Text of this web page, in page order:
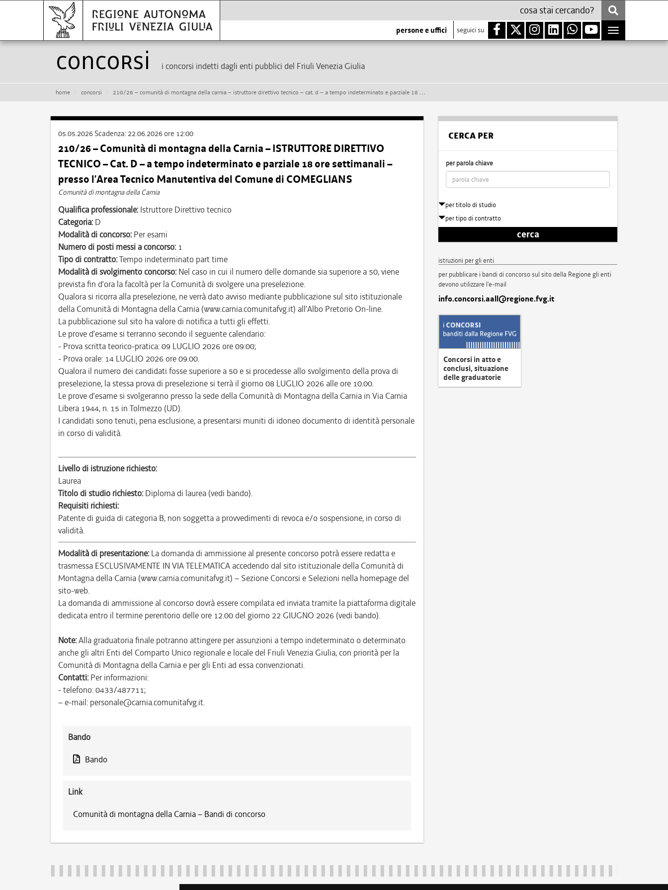
persone e uffici seguici su
Toggle
navigation
Concorsi i concorsi indetti dagli enti pubblici del Friuli Venezia Giulia
home concorsi 210/26 – comunità di montagna della carnia – istruttore direttivo tecnico – cat. d – a tempo indeterminato e parziale 18 ore settimanali – presso l’area tecnico manutentiva del comune di comeglians
05.05.2026 Scadenza: 22.06.2026 ore 12:00
210/26 – Comunità di montagna della Carnia – ISTRUTTORE DIRETTIVO
TECNICO – Cat. D – a tempo indeterminato e parziale 18 ore settimanali –
presso l’Area Tecnico Manutentiva del Comune di COMEGLIANS
Comunità di montagna della Carnia
Qualifica professionale: Istruttore Direttivo tecnico
Categoria: D
Modalità di concorso: Per esami
Numero di posti messi a concorso: 1
Tipo di contratto:Tempo indeterminato part time
Modalità di svolgimento concorso: Nel caso in cui il numero delle domande sia superiore a 50, viene
prevista fin d’ora la facoltà per la Comunità di svolgere una preselezione.
Qualora si ricorra alla preselezione, ne verrà dato avviso mediante pubblicazione sul sito istituzionale
della Comunità di Montagna della Carnia (www.carnia.comunitafvg.it) all’Albo Pretorio On-line.
La pubblicazione sul sito ha valore di notifica a tutti gli effetti.
Le prove d’esame si terranno secondo il seguente calendario:
- Prova scritta teorico-pratica: 09 LUGLIO 2026 ore 09:00;
- Prova orale: 14 LUGLIO 2026 ore 09.00.
Qualora il numero dei candidati fosse superiore a 50 e si procedesse allo svolgimento della prova di
preselezione, la stessa prova di preselezione si terrà il giorno 08 LUGLIO 2026 alle ore 10.00.
Le prove d’esame si svolgeranno presso la sede della Comunità di Montagna della Carnia in Via Carnia
Libera 1944, n. 15 in Tolmezzo (UD).
I candidati sono tenuti, pena esclusione, a presentarsi muniti di idoneo documento di identità personale
in corso di validità.
Livello di istruzione richiesto:
Laurea
Titolo di studio richiesto: Diploma di laurea (vedi bando).
Requisiti richiesti:
Patente di guida di categoria B, non soggetta a provvedimenti di revoca e/o sospensione, in corso di
validità.
Modalità di presentazione: La domanda di ammissione al presente concorso potrà essere redatta e
trasmessa ESCLUSIVAMENTE IN VIA TELEMATICA accedendo dal sito istituzionale della Comunità di
Montagna della Carnia (www.carnia.comunitafvg.it) – Sezione Concorsi e Selezioni nella homepage del
sito-web.
La domanda di ammissione al concorso dovrà essere compilata ed inviata tramite la piattaforma digitale
dedicata entro il termine perentorio delle ore 12.00 del giorno 22 GIUGNO 2026 (vedi bando).
Note:Alla graduatoria finale potranno attingere per assunzioni a tempo indeterminato o determinato
anche gli altri Enti del Comparto Unico regionale e locale del Friuli Venezia Giulia, con priorità per la
Comunità di Montagna della Carnia e per gli Enti ad essa convenzionati.
Contatti: Per informazioni:
- telefono: 0433/487711;
– e-mail: personale@carnia.comunitafvg.it.
Bando
Bando
Link
Comunità di montagna della Carnia – Bandi di concorso
CERCA PER
per parola chiave
per titolo di studio
per tipo di contratto
cerca
istruzioni per gli enti
per pubblicare i bandi di concorso sul sito della Regione gli enti
devono utilizzare l'e-mail
info.concorsi.aall@regione.fvg.it
Concorsi in atto e
conclusi, situazione
delle graduatorie